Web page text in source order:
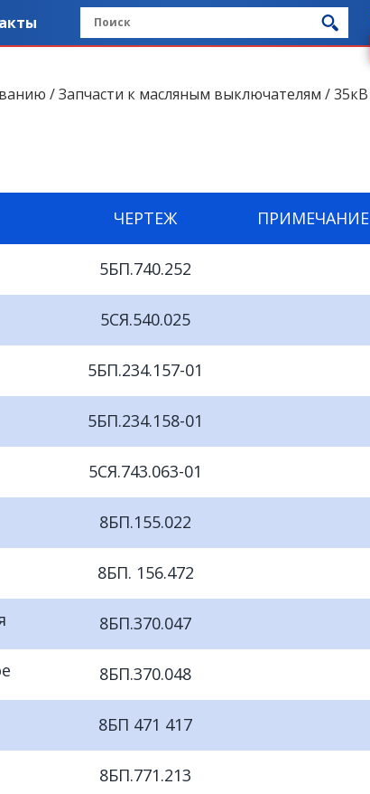
/Запчасти к масляным выключателям /35кВ
ЧЕРТЕЖ ПРИМЕЧАНИЕ
5БП.740.252
5СЯ.540.025
5БП.234.157-01
5БП.234.158-01
5СЯ.743.063-01
8БП.155.022
8БП. 156.472
8БП.370.047
8БП.370.048
8БП 471 417
8БП.771.213